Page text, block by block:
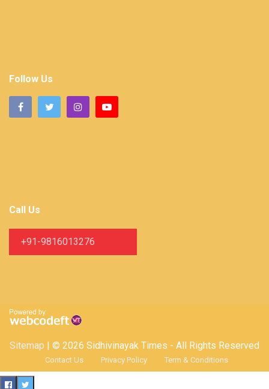
Follow Us
Call Us
+91-9816013276
Sitemap | © 2026 Sidhivinayak Times - All Rights Reserved
Contact Us Privacy Policy Term & Conditions